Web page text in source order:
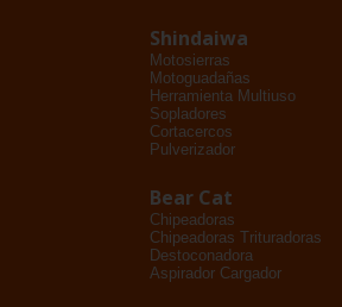
Shindaiwa
Motosierras
Motoguadañas
Herramienta Multiuso
Sopladores
Cortacercos
Pulverizador
Bear Cat
Chipeadoras
Chipeadoras Trituradoras
Destoconadora
Aspirador Cargador